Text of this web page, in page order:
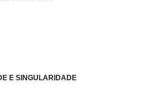
E SINGULARIDADE